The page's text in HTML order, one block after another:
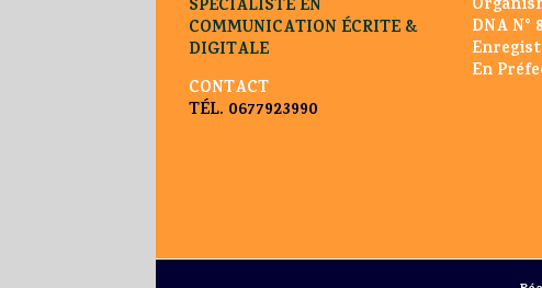
SPÉCIALISTE EN
COMMUNICATION ÉCRITE &
DIGITALE
CONTACT
TÉL. 0677923990
DNA N°
En